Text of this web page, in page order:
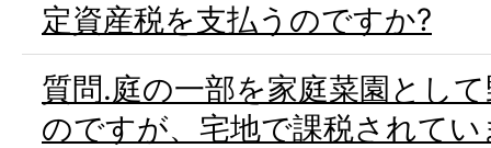
定資産税を支払うのですか?
質問.庭の一部を家庭菜園とし
のですが、宅地で課税されて